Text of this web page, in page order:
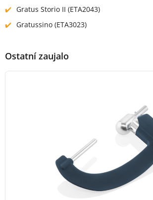
Gratus Storio II (ETA2043)
Gratussino (ETA3023)
Ostatní zaujalo